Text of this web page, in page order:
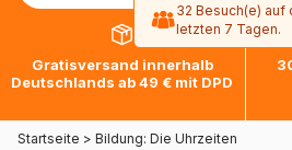
Gratisversand innerhalb
Deutschlands ab 49 € mit DPD
Startseite > Bildung: Die Uhrzeiten
32 Besuch(e) auf
letzten 7 Tagen.